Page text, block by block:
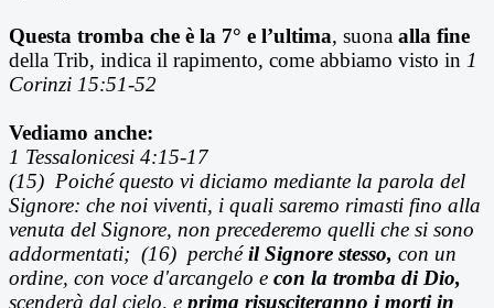
Questa tromba che è la 7° e l’ultima, suona alla fine
della Trib, indica il rapimento, come abbiamo visto in 1
Corinzi 15:51-52
Vediamo anche:
1 Tessalonicesi 4:15-17
(15) Poiché questo vi diciamo mediante la parola del
Signore: che noi viventi, i quali saremo rimasti fino alla
venuta del Signore, non precederemo quelli che si sono
addormentati; (16) perchéil Signore stesso, con un
ordine, con voce d'arcangelo e con la tromba di Dio,
scenderà dal cielo, e prima risusciteranno i morti in